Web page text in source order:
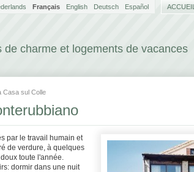
de charme et logements de vacances
Français English Deutsch Español ACCUEIL
Casa sul Colle
par le travail humain et
de verdure, à quelques
toute l'année.
dormir dans une nuit